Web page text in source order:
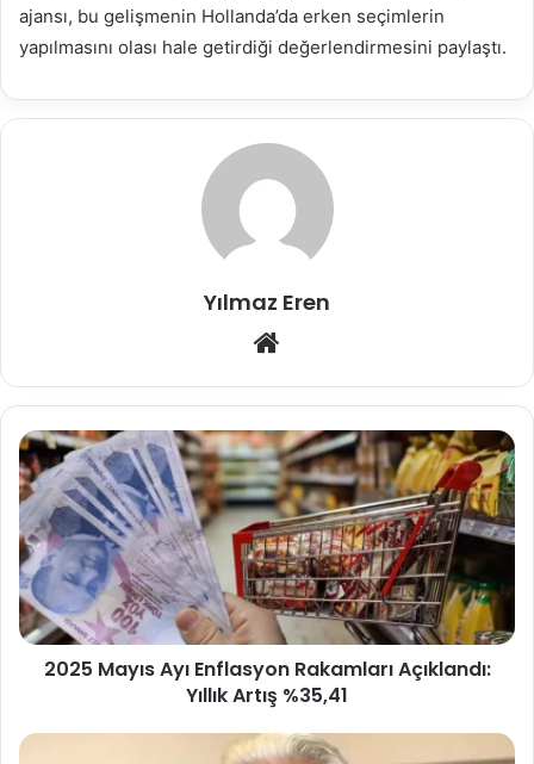
ajansı, bu gelişmenin Hollanda’da erken seçimlerin
yapılmasını olası hale getirdiği değerlendirmesini paylaştı.
Yılmaz Eren
2025 Mayıs Ayı Enflasyon Rakamları Açıklandı:
Yıllık Artış %35,41